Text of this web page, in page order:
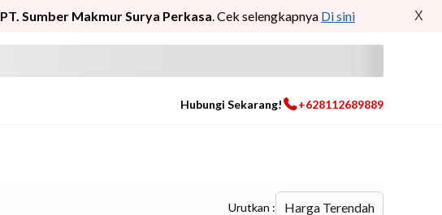
PT. Sumber Makmur Surya Perkasa. Cek selengkapnya Di sini X
Hubungi Sekarang! +628112689889
Urutkan : Harga Terendah